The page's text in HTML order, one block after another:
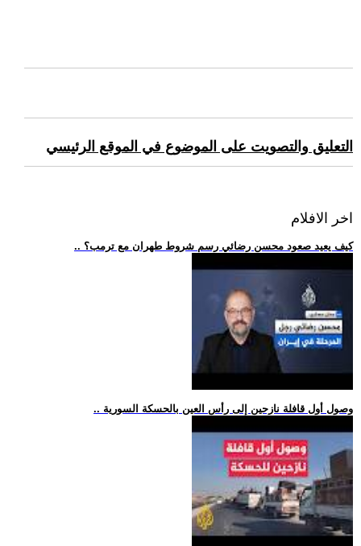
التعليق والتصويت على الموضوع في الموقع الرئيسي
اخر الافلام
.. كيف يعيد صعود محسن رضائي رسم شروط طهران مع ترمب؟
.. وصول أول قافلة نازحين إلى رأس العين بالحسكة السورية